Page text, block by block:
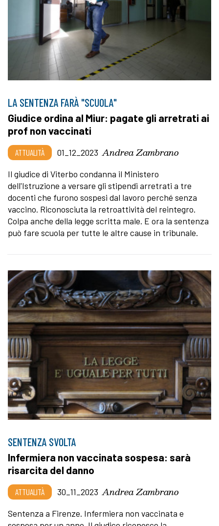
LA SENTENZA FARÀ "SCUOLA"
Giudice ordina al Miur: pagate gli arretrati ai
prof non vaccinati
ATTUALITÀ 01_12_2023 Andrea Zambrano
Il giudice di Viterbo condanna il Ministero
dell'Istruzione a versare gli stipendi arretrati a tre
docenti che furono sospesi dal lavoro perché senza
vaccino. Riconosciuta la retroattività del reintegro.
Colpa anche della legge scritta male. E ora la sentenza
può fare scuola per tutte le altre cause in tribunale.
SENTENZA SVOLTA
Infermiera non vaccinata sospesa: sarà
risarcita del danno
ATTUALITÀ 30_11_2023 Andrea Zambrano
Sentenza a Firenze. Infermiera non vaccinata e